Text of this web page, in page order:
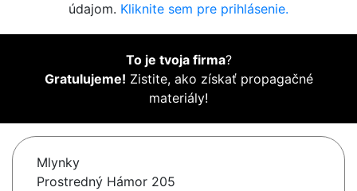
údajom. Kliknite sem pre prihlásenie.
To je tvoja firma?
Gratulujeme! Zistite, ako získať propagačné
materiály!
Mlynky
Prostredný Hámor 205